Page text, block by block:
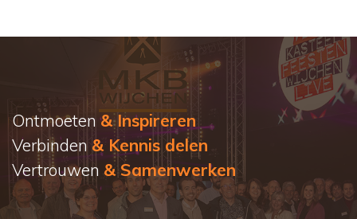
Ontmoeten & Inspireren
Verbinden & Kennis delen
Vertrouwen & Samenwerken